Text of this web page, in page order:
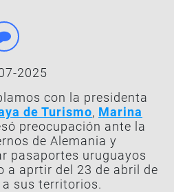
2025
con la presidenta
de Turismo, Marina
preocupación ante la
de Alemania y
pasaportes uruguayos
a aprtir del 23 de abril de
sus territorios.